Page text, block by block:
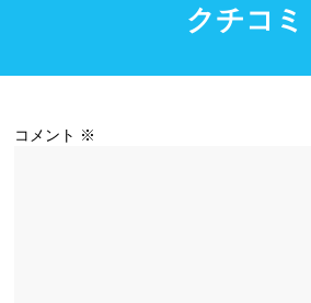
クチコミ
コメント ※